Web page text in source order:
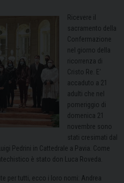
Ricevere il
sacramento della
Confermazione
nel giorno della
ricorrenza di
Cristo Re. E’
accaduto a 21
adulti che nel
pomeriggio di
domenica 21
novembre sono
stati cresimati dal
Pedrini in Cattedrale a Pavia. Come
è stato don Luca Roveda.
per tutti, ecco i loro nomi: Andrea